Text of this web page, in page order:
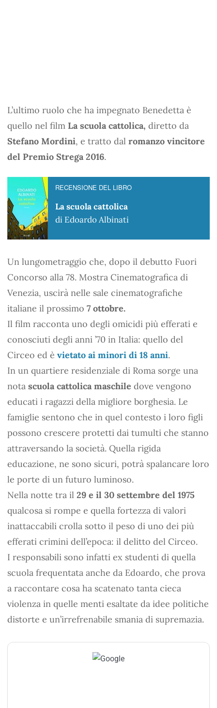
L’ultimo ruolo che ha impegnato Benedetta è
quello nel film La scuola cattolica, diretto da
Stefano Mordini, e tratto dal romanzo vincitore
del Premio Strega 2016.
RECENSIONE DEL LIBRO
La scuola cattolica
di Edoardo Albinati
Un lungometraggio che, dopo il debutto Fuori
Concorso alla 78. Mostra Cinematografica di
Venezia, uscirà nelle sale cinematografiche
italiane il prossimo 7 ottobre.
Il film racconta uno degli omicidi più efferati e
conosciuti degli anni ’70 in Italia: quello del
Circeo ed è vietato ai minori di 18 anni.
In un quartiere residenziale di Roma sorge una
nota scuola cattolica maschile dove vengono
educati i ragazzi della migliore borghesia. Le
famiglie sentono che in quel contesto i loro figli
possono crescere protetti dai tumulti che stanno
attraversando la società. Quella rigida
educazione, ne sono sicuri, potrà spalancare loro
le porte di un futuro luminoso.
Nella notte tra il 29 e il 30 settembre del 1975
qualcosa si rompe e quella fortezza di valori
inattaccabili crolla sotto il peso di uno dei più
efferati crimini dell’epoca: il delitto del Circeo.
I responsabili sono infatti ex studenti di quella
scuola frequentata anche da Edoardo, che prova
a raccontare cosa ha scatenato tanta cieca
violenza in quelle menti esaltate da idee politiche
distorte e un’irrefrenabile smania di supremazia.